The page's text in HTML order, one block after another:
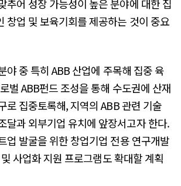
추어 성장 가능성이 높은 분야에 대한 집
창업 및 보육기회를 제공하는 것이 중요
야 중 특히 ABB 산업에 주목해 집중 육
벌 ABB펀드 조성을 통해 수도권에 산재
로 집중토록해, 지역의 ABB 관련 기술
달과 외부기업 유치에 앞장서고자 한다.
업 발굴을 위한 창업기업 전용 연구개발
사업화 지원 프로그램도 확대할 계획